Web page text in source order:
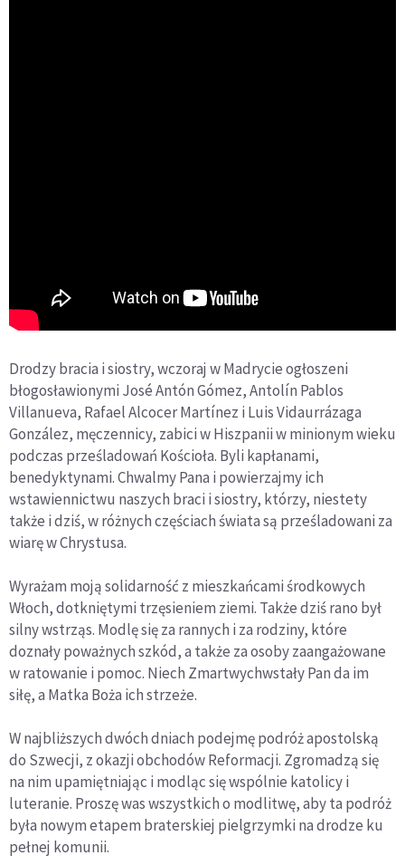
Drodzy bracia i siostry, wczoraj w Madrycie ogłoszeni
błogosławionymi José Antón Gómez, Antolín Pablos
Villanueva, Rafael Alcocer Martínez i Luis Vidaurrázaga
González, męczennicy, zabici w Hiszpanii w minionym wieku
podczas prześladowań Kościoła. Byli kapłanami,
benedyktynami. Chwalmy Pana i powierzajmy ich
wstawiennictwu naszych braci i siostry, którzy, niestety
także i dziś, w różnych częściach świata są prześladowani za
wiarę w Chrystusa.
Wyrażam moją solidarność z mieszkańcami środkowych
Włoch, dotkniętymi trzęsieniem ziemi. Także dziś rano był
silny wstrząs. Modlę się za rannych i za rodziny, które
doznały poważnych szkód, a także za osoby zaangażowane
w ratowanie i pomoc. Niech Zmartwychwstały Pan da im
siłę, a Matka Boża ich strzeże.
W najbliższych dwóch dniach podejmę podróż apostolską
do Szwecji, z okazji obchodów Reformacji. Zgromadzą się
na nim upamiętniając i modląc się wspólnie katolicy i
luteranie. Proszę was wszystkich o modlitwę, aby ta podróż
była nowym etapem braterskiej pielgrzymki na drodze ku
pełnej komunii.